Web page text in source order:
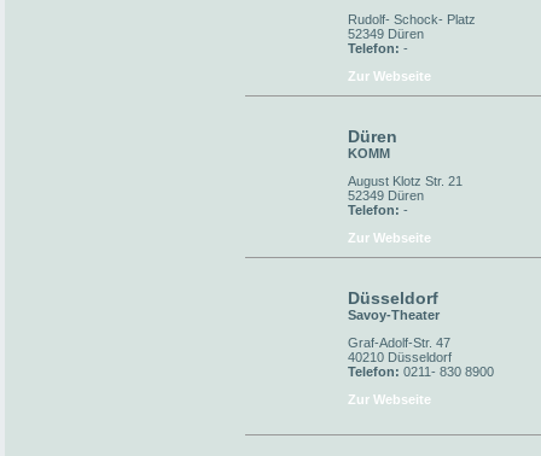
Rudolf- Schock- Platz
52349 Düren
Telefon: -
Zur Webseite
Düren
KOMM
August Klotz Str. 21
52349 Düren
Telefon: -
Zur Webseite
Düsseldorf
Savoy-Theater
Graf-Adolf-Str. 47
40210 Düsseldorf
Telefon: 0211- 830 8900
Zur Webseite